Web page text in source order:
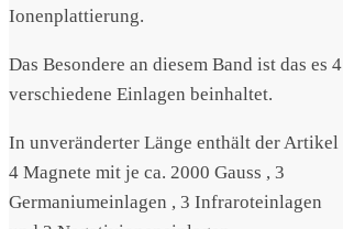
Ionenplattierung.
Das Besondere an diesem Band ist das es 4
verschiedene Einlagen beinhaltet.
In unveränderter Länge enthält der Artikel
4 Magnete mit je ca. 2000 Gauss , 3
Germaniumeinlagen , 3 Infraroteinlagen